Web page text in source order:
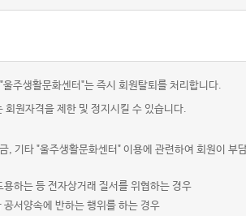
주생활문화센터"는 즉시 회원탈퇴를 처리합니다.
원자격을 제한 및 정지시킬 수 있습니다.
기타 "울주생활문화센터" 이용에 관련하여 회원이 부
하는 등 전자상거래 질서를 위협하는 경우
서양속에 반하는 행위를 하는 경우